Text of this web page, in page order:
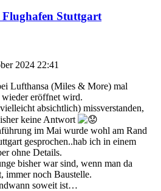
Stuttgart
2024 22:41
Lufthansa (Miles & More) mal
eröffnet wird.
absichtlich) missverstanden,
keine Antwort
im Mai wurde wohl am Rand
gesprochen..hab ich in einem
ohne Details.
bisher war sind, wenn man da
immer noch Baustelle.
soweit ist…